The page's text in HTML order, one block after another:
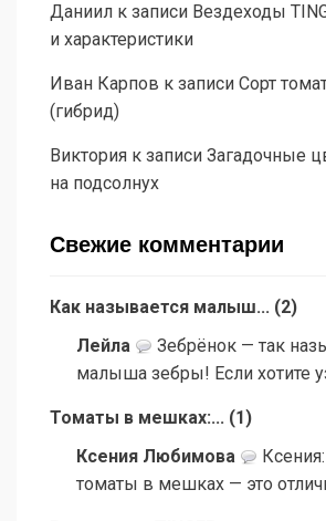
Даниил к записи Вездеходы
и характеристики
Иван Карпов к записи Сорт
(гибрид)
Виктория к записи Загадочные
на подсолнух
Свежие комментарии
Как называется малыш... (2)
Лейла
Зебрёнок — так
малыша зебры! Если хотите
Томаты в мешках:... (1 )
Ксения Любимова
томаты в мешках — это